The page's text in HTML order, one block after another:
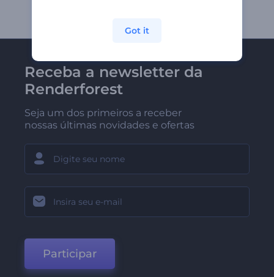
Receba a newsletter da
Renderforest
Seja um dos primeiros a receber
nossas últimas novidades e ofertas
Participar
Got it